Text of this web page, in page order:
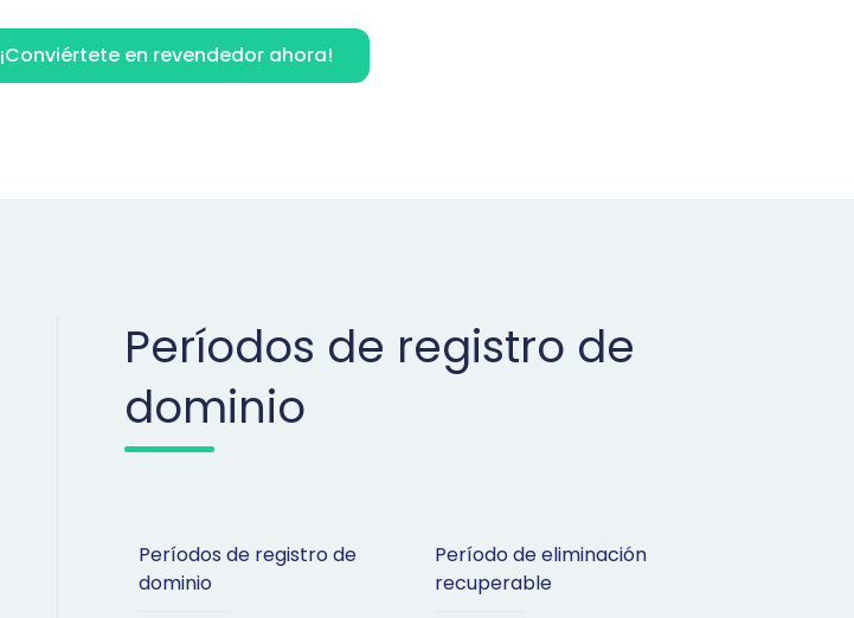
¡Conviértete en revendedor ahora!
Períodos de registro de
dominio
Períodos de registro de
dominio
Período de eliminación
recuperable